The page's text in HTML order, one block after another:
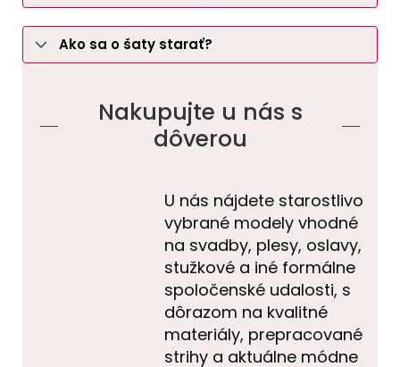
Ako sa o šaty starať?
Nakupujte u nás s
dôverou
U nás nájdete starostlivo
vybrané modely vhodné
na svadby, plesy, oslavy,
stužkové a iné formálne
spoločenské udalosti, s
dôrazom na kvalitné
materiály, prepracované
strihy a aktuálne módne